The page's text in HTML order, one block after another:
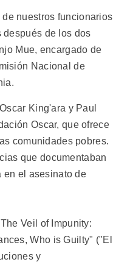
nuestros funcionarios
de los dos
Mue, encargado de
Nacional de
King'ara y Paul
Oscar, que ofrece
comunidades pobres.
que documentaban
en el asesinato de
Veil of Impunity:
Who is Guilty" ("El
y